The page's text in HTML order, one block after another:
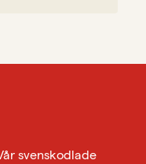
svenskodlade